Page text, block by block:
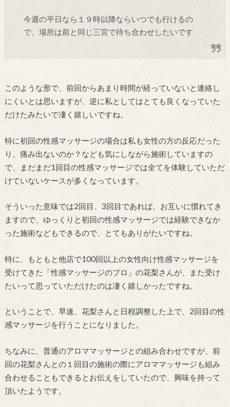
今週の平日なら１９時以降ならいつでも行けるの
で、場所は前と同じ三宮で待ち合わせしたいです
このような形で、前回からあまり時間が経っていないと連絡し
にくいとは思いますが、逆に私としてはとても良くなっていた
だけたみたいで凄く嬉しいですね。
特に初回の性感マッサージの場合は私も女性の方の反応だった
り、痛み出ないのか？なども気にしながら施術していますの
で、まだまだ1回目の性感マッサージでは全てを体験していただ
けていないケースが多くなっています。
そういった意味では2回目、3回目であれば、お互いに慣れてき
ますので、ゆっくりと初回の性感マッサージでは経験できなか
った施術などもできるので、とてもありがたいですね。
特に、もともと他店で100回以上の女性向け性感マッサージを
受けてきた「性感マッサージのプロ」の花梨さんが、また受け
たいって思っていただけたのは凄く嬉しかったですね。
ということで、早速、花梨さんと日程調整した上で、2回目の性
感マッサージを行うことになりました。
ちなみに、普通のアロママッサージとの組み合わせですが、前
回の花梨さんとの１回目の施術の際にアロママッサージも組み
合わせることもできるとお伝えをしていたので、興味を持って
頂いたようです。